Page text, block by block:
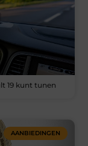
19 kunt tunen
AANBIEDINGEN